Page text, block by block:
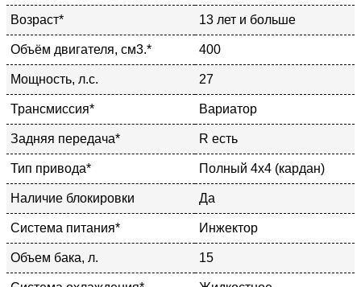
Возраст* 13 лет и больше
Объём двигателя, см3.* 400
Мощность, л.с. 27
Трансмиссия* Вариатор
Задняя передача* R есть
Тип привода* Полный 4х4 (кардан)
Наличие блокировки Да
Система питания* Инжектор
Объем бака, л. 15